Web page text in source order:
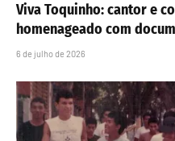
Viva Toquinho: cantor e
homenageado com
6 de julho de 2026